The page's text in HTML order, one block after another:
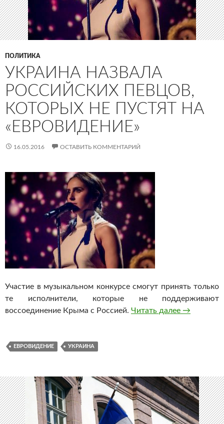
ПОЛИТИКА
УКРАИНА НАЗВАЛА
РОССИЙСКИХ ПЕВЦОВ,
КОТОРЫХ НЕ ПУСТЯТ НА
«ЕВРОВИДЕНИЕ»
16.05.2016 ОСТАВИТЬ КОММЕНТАРИЙ
Участие в музыкальном конкурсе смогут принять только
те исполнители, которые не поддерживают
воссоединение Крыма с Россией. Читать далее Украина
→
ЕВРОВИДЕНИЕ УКРАИНА